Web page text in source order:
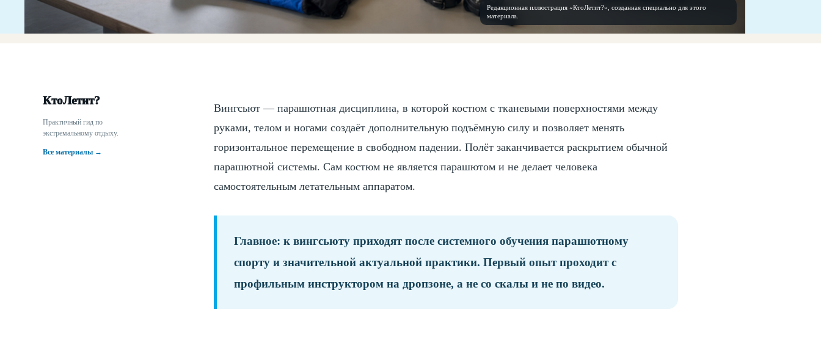
Редакционная иллюстрация «КтоЛетит?», созданная специально для этого
материала.
КтоЛетит?
Практичный гид по
экстремальному отдыху.
Все материалы →
Вингсьют — парашютная дисциплина, в которой костюм с тканевыми поверхностями между
руками, телом и ногами создаёт дополнительную подъёмную силу и позволяет менять
горизонтальное перемещение в свободном падении. Полёт заканчивается раскрытием обычной
парашютной системы. Сам костюм не является парашютом и не делает человека
самостоятельным летательным аппаратом.
Главное: к вингсьюту приходят после системного обучения парашютному
спорту и значительной актуальной практики. Первый опыт проходит с
профильным инструктором на дропзоне, а не со скалы и не по видео.